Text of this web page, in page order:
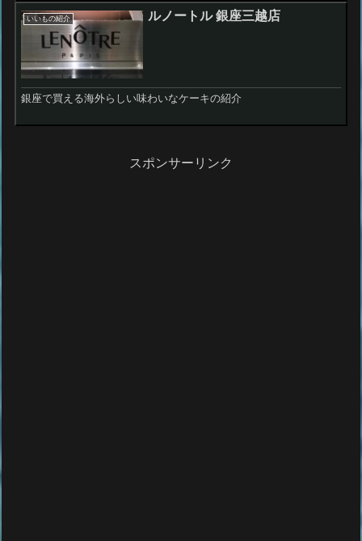
いいもの紹介 ルノートル 銀座三越店
銀座で買える海外らしい味わいなケーキの紹介
スポンサーリンク